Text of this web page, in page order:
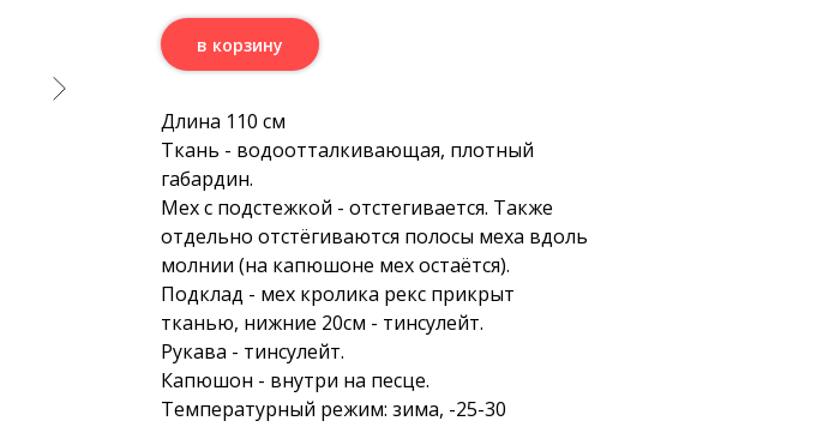
в корзину
Длина 110 см
Ткань - водоотталкивающая, плотный
габардин.
Мех с подстежкой - отстегивается. Также
отдельно отстёгиваются полосы меха вдоль
молнии (на капюшоне мех остаётся).
Подклад - мех кролика рекс прикрыт
тканью, нижние 20см - тинсулейт.
Рукава - тинсулейт.
Капюшон - внутри на песце.
Температурный режим: зима, -25-30